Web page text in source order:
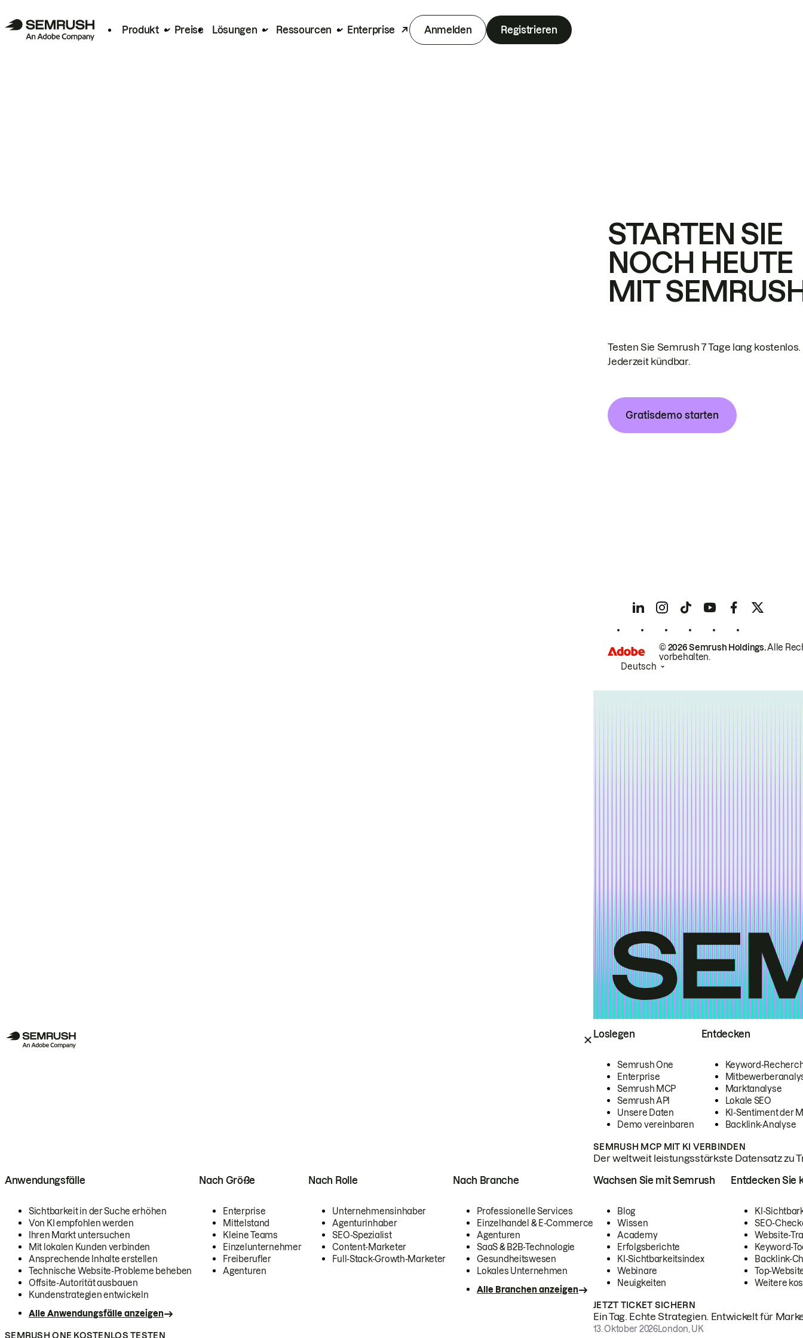
Produkt Preise Lösungen Ressourcen Enterprise Anmelden Registrieren
Loslegen
Semrush One
Enterprise
Semrush MCP
Semrush API
Unsere Daten
Demo vereinbaren
Entdecken
Keyword-
Marktanalyse
Lokale SEO
KI-Sentiment der
Backlink-Analyse
SEMRUSH MCP MIT KI VERBINDEN
Der weltweit leistungsstärkste Datensatz zu
Anwendungsfälle
Sichtbarkeit in der Suche erhöhen
Von KI empfohlen werden
Ihren Markt untersuchen
Mit lokalen Kunden verbinden
Ansprechende Inhalte erstellen
Technische Website-Probleme beheben
Offsite-Autorität ausbauen
Kundenstrategien entwickeln
Alle Anwendungsfälle anzeigen
Nach Größe
Enterprise
Mittelstand
Kleine Teams
Einzelunternehmer
Freiberufler
Agenturen
Nach Rolle
Unternehmensinhaber
Agenturinhaber
SEO-Spezialist
Content-Marketer
Full-Stack-Growth-Marketer
Nach Branche
Professionelle Services
Einzelhandel & E-Commerce
Agenturen
SaaS & B2B-Technologie
Gesundheitswesen
Lokales Unternehmen
Alle Branchen anzeigen
SEMRUSH ONE KOSTENLOS TESTEN
Wachsen Sie mit Semrush
Blog
Wissen
Academy
Erfolgsberichte
KI-Sichtbarkeitsindex
Webinare
Neuigkeiten
Entdecken Sie
KI-
SEO-
Website-
Keyword-
Backlink-
Top-
Weitere
JETZT TICKET SICHERN
Ein Tag. Echte Strategien. Entwickelt für
13. Oktober 2026London, UK
STARTEN SIE
NOCH HEUTE
MIT
Testen Sie Semrush 7 Tage lang kostenlos.
Jederzeit kündbar.
Gratisdemo starten
© 2026 Semrush Holdings.Alle
vorbehalten.
Deutsch